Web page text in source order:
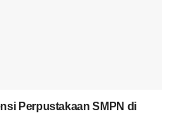
Perpustakaan SMPN di